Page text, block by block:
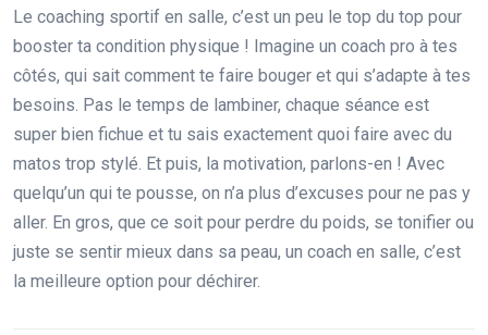
Le coaching sportif en salle, c’est un peu le top du top pour
booster ta condition physique ! Imagine un coach pro à tes
côtés, qui sait comment te faire bouger et qui s’adapte à tes
besoins. Pas le temps de lambiner, chaque séance est
super bien fichue et tu sais exactement quoi faire avec du
matos trop stylé. Et puis, la motivation, parlons-en ! Avec
quelqu’un qui te pousse, on n’a plus d’excuses pour ne pas y
aller. En gros, que ce soit pour perdre du poids, se tonifier ou
juste se sentir mieux dans sa peau, un coach en salle, c’est
la meilleure option pour déchirer.